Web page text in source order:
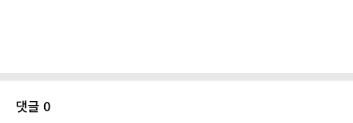
댓글 0